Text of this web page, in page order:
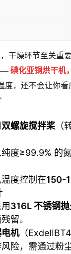
干燥环节至关重
碘化亚铜烘干机
度，还不会让你
双螺旋搅拌桨 （
纯度≥99.9% 的
度控制在150-
316L 不锈钢
留。
电机（
险，需通过粉